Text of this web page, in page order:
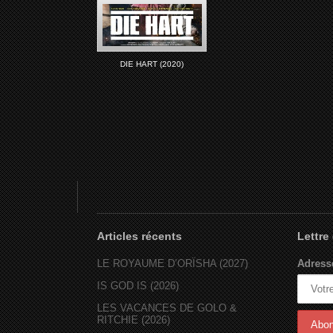
DIE HART (2020)
Articles récents
LE ROYAUME D’ORÏSHA (2027)
IS GOD IS (2026)
LES VACANCES DE GOLO &
RITCHIE (2026)
Lettre